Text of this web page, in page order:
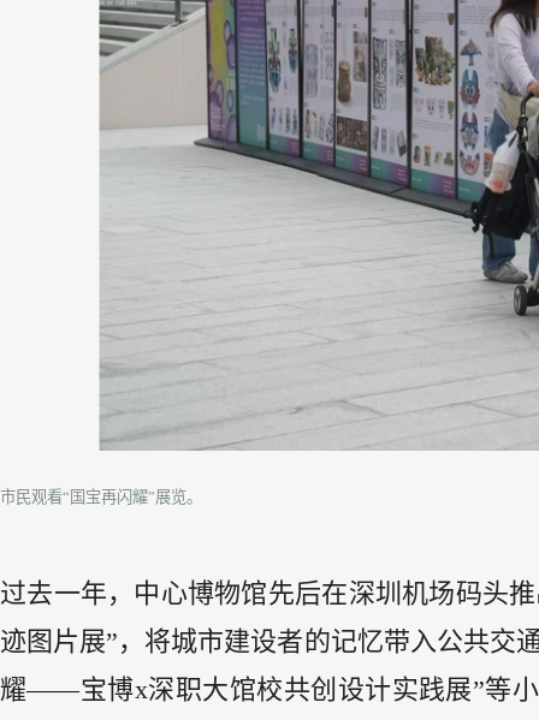
市民观看“国宝再闪耀”展览。
过去一年，中心博物馆先后在深圳机场码
迹图片展”，将城市建设者的记忆带入公共
耀——宝博x深职大馆校共创设计实践展”等